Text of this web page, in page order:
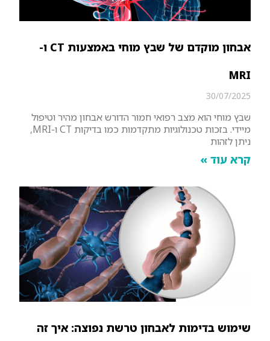
אבחון מוקדם של שבץ מוחי באמצעות CT ו-
MRI
30/07/2025
שבץ מוחי הוא מצב רפואי חמור הדורש אבחון מהיר וטיפול
מיידי. בזכות טכנולוגיות מתקדמות כמו בדיקות CT ו-MRI,
ניתן לזהות
קרא עוד »
שימוש בדימות לאבחון טרשת נפוצה: איך זה